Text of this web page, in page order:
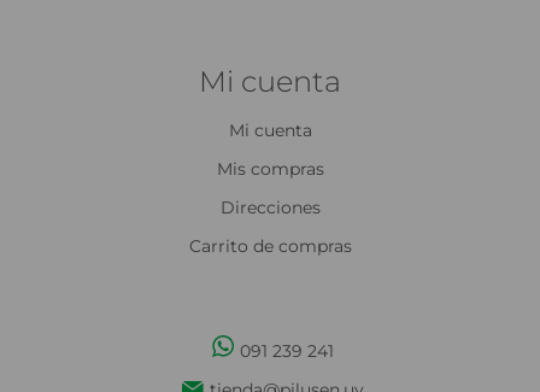
Mi cuenta
Mi cuenta
Mis compras
Direcciones
Carrito de compras
091 239 241